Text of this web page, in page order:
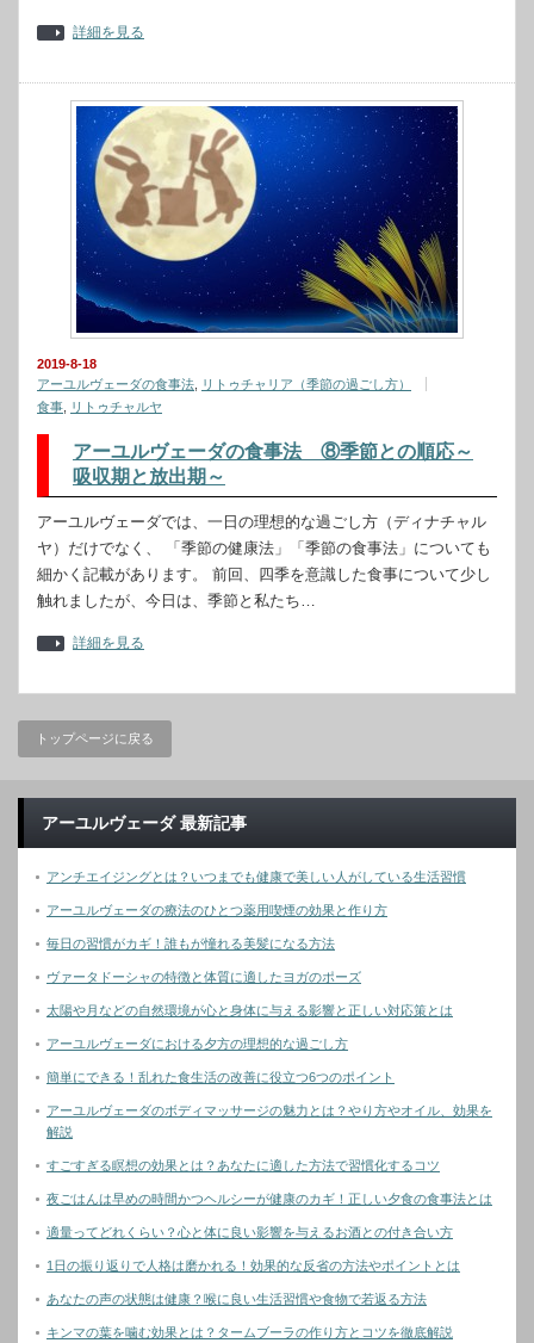
詳細を見る
2019-8-18
アーユルヴェーダの食事法
リトゥチャリア（季節の過ごし方）
食事
リトゥチャルヤ
アーユルヴェーダの食事法 ⑧季節との順応～
吸収期と放出期～
アーユルヴェーダでは、一日の理想的な過ごし方（ディナチャル
ヤ）だけでなく、 「季節の健康法」「季節の食事法」についても
細かく記載があります。 前回、四季を意識した食事について少し
触れましたが、今日は、季節と私たち…
詳細を見る
トップページに戻る
アーユルヴェーダ 最新記事
アンチエイジングとは？いつまでも健康で美しい人がしている生活習慣
アーユルヴェーダの療法のひとつ薬用喫煙の効果と作り方
毎日の習慣がカギ！誰もが憧れる美髪になる方法
ヴァータドーシャの特徴と体質に適したヨガのポーズ
太陽や月などの自然環境が心と身体に与える影響と正しい対応策とは
アーユルヴェーダにおける夕方の理想的な過ごし方
簡単にできる！乱れた食生活の改善に役立つ6つのポイント
アーユルヴェーダのボディマッサージの魅力とは？やり方やオイル、効果を
解説
すごすぎる瞑想の効果とは？あなたに適した方法で習慣化するコツ
夜ごはんは早めの時間かつヘルシーが健康のカギ！正しい夕食の食事法とは
適量ってどれくらい？心と体に良い影響を与えるお酒との付き合い方
1日の振り返りで人格は磨かれる！効果的な反省の方法やポイントとは
あなたの声の状態は健康？喉に良い生活習慣や食物で若返る方法
キンマの葉を噛む効果とは？タームブーラの作り方とコツを徹底解説